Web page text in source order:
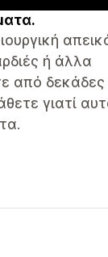
ή άλλα
από δεκάδες
γιατί